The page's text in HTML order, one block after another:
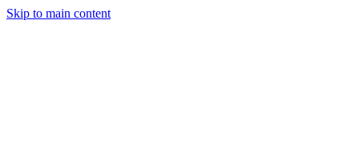
Skip to main content